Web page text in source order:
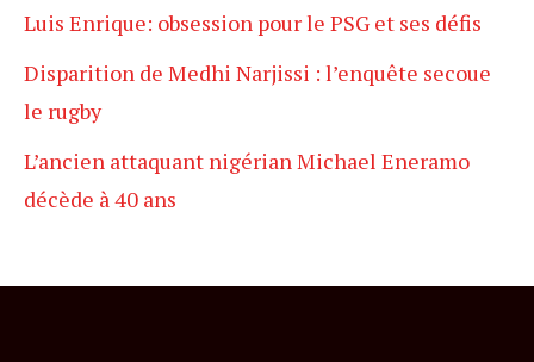
Luis Enrique: obsession pour le PSG et ses défis
Disparition de Medhi Narjissi : l’enquête secoue
le rugby
L’ancien attaquant nigérian Michael Eneramo
décède à 40 ans